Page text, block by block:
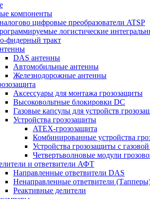
компоненты
цифровые преобразователи ATSP
логистические
фидерный тракт
DAS антенны
Автомобильные антенны
Железнодорожные антенны
Аксессуары для монтажа грозозащиты
Высоковольтные блокировки DC
Газовые капсулы для устройств
Устройства грозозащиты
ATEX-грозозащита
Комбинированные устройства
Устройства грозозащиты с
Четвертьволновые модули
и ответвители АФТ
Направленные ответвители DAS
Ненаправленные ответвители
Реактивные делители